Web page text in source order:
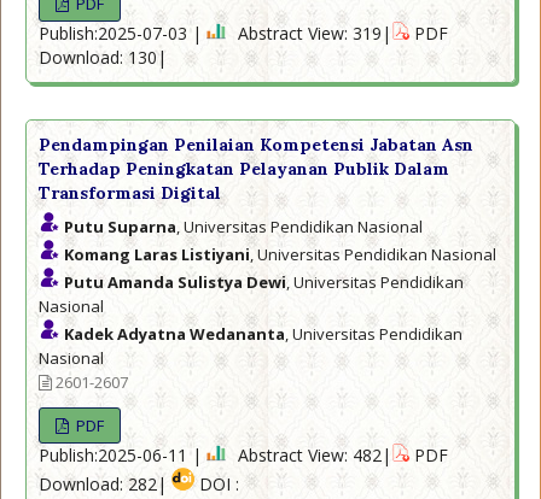
Publish:2025-07-03 | Abstract View: 319|
PDF
Download: 130|
Pendampingan Penilaian Kompetensi Jabatan Asn
Terhadap Peningkatan Pelayanan Publik Dalam
Transformasi Digital
Putu Suparna, Universitas Pendidikan Nasional
Komang Laras Listiyani, Universitas Pendidikan Nasional
Putu Amanda Sulistya Dewi, Universitas Pendidikan
Nasional
Kadek Adyatna Wedananta, Universitas Pendidikan
Nasional
2601-2607
PDF
Publish:2025-06-11 | Abstract View: 482|
PDF
Download: 282|
DOI :